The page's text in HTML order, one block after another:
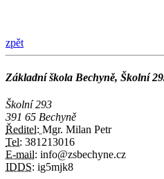
zpět
Základní škola Bechyně, Školní
Školní 293
391 65 Bechyně
Ředitel: Mgr. Milan Petr
Tel: 381213016
E-mail: info@zsbechyne.cz
IDDS: ig5mjk8